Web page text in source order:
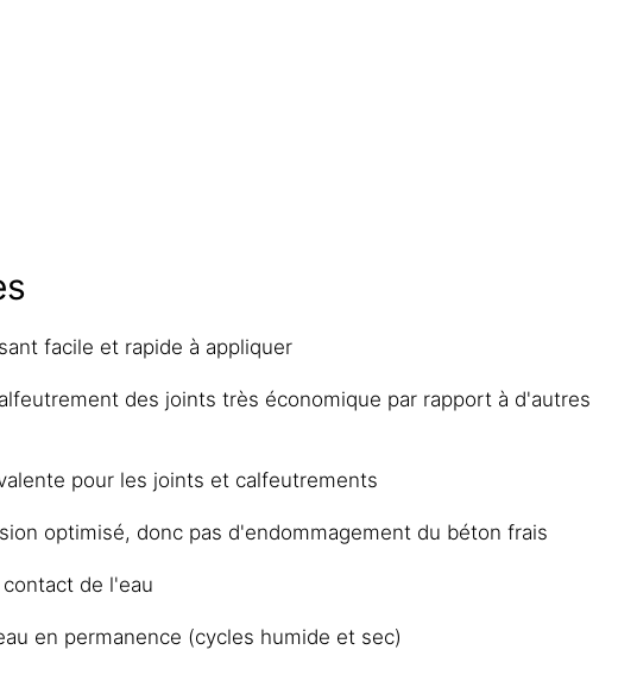
facile et rapide à appliquer
des joints très économique par rapport à d'autres
pour les joints et calfeutrements
optimisé, donc pas d'endommagement du béton frais
contact de l'eau
en permanence (cycles humide et sec)